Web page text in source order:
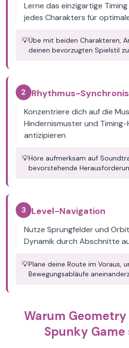
Lerne das einzigartige
jedes Charakters für
💡Übe mit beiden Charakteren,
deinen bevorzugten Spielstil
2 Rhythmus-
Konzentriere dich auf die
Hindernismuster und Timing-
antizipieren
💡Höre aufmerksam auf
bevorstehende
3 Level-Navigation
Nutze Sprungfelder und
Dynamik durch Abschnitte
💡Plane deine Route im Voraus,
Bewegungsabläufe
Warum
Spunky Game